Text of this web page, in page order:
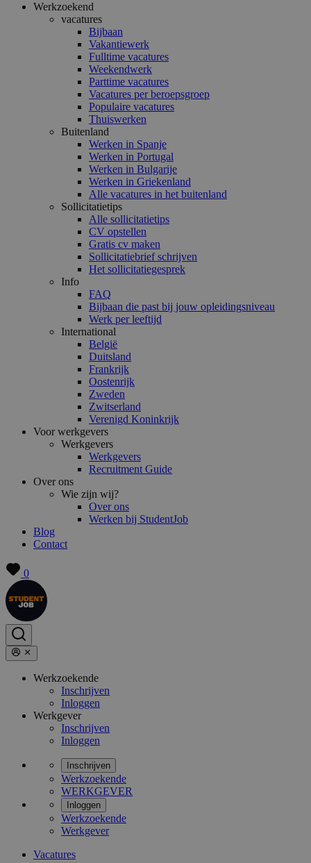
Werkzoekend
vacatures
Bijbaan
Vakantiewerk
Fulltime vacatures
Weekendwerk
Parttime vacatures
Vacatures per beroepsgroep
Populaire vacatures
Thuiswerken
Buitenland
Werken in Spanje
Werken in Portugal
Werken in Bulgarije
Werken in Griekenland
Alle vacatures in het buitenland
Sollicitatietips
Alle sollicitatietips
CV opstellen
Gratis cv maken
Sollicitatiebrief schrijven
Het sollicitatiegesprek
Info
FAQ
Bijbaan die past bij jouw opleidingsniveau
Werk per leeftijd
International
België
Duitsland
Frankrijk
Oostenrijk
Zweden
Zwitserland
Verenigd Koninkrijk
Voor werkgevers
Werkgevers
Werkgevers
Recruitment Guide
Over ons
Wie zijn wij?
Over ons
Werken bij StudentJob
Blog
Contact
0
Werkzoekende
Inschrijven
Inloggen
Werkgever
Inschrijven
Inloggen
Inschrijven
Werkzoekende
WERKGEVER
Inloggen
Werkzoekende
Werkgever
Vacatures